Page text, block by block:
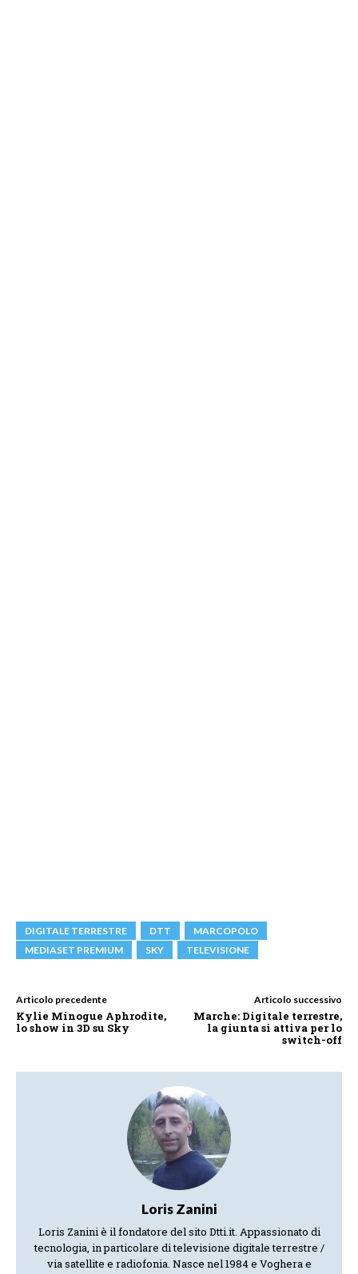
DIGITALE TERRESTRE DTT
MARCOPOLO
MEDIASET PREMIUM
SKY TELEVISIONE
Articolo precedente
Kylie Minogue Aphrodite,
lo show in 3D su Sky
Articolo successivo
Marche: Digitale terrestre,
la giunta si attiva per lo
switch-off
Loris Zanini
Loris Zanini è il fondatore del sito Dtti.it. Appassionato di
tecnologia, in particolare di televisione digitale terrestre /
via satellite e radiofonia. Nasce nel 1984 e Voghera e